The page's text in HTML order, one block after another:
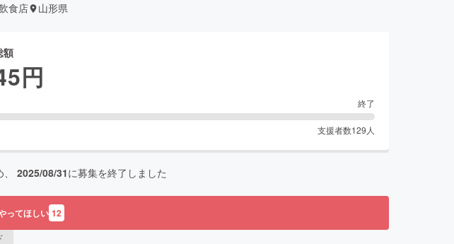
食店 山形県
額
円
終了
支援者数129 人
2025/08/31に募集を終了しました
ってほしい 12